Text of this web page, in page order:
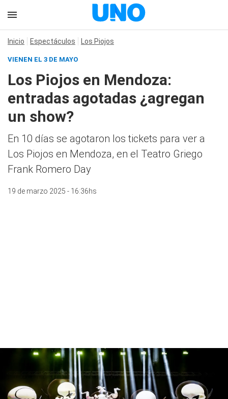
Inicio Espectáculos Los Piojos
VIENEN EL 3 DE MAYO
Los Piojos en Mendoza:
entradas agotadas ¿agregan
un show?
En 10 días se agotaron los tickets para ver a
Los Piojos en Mendoza, en el Teatro Griego
Frank Romero Day
19 de marzo 2025 - 16:36hs